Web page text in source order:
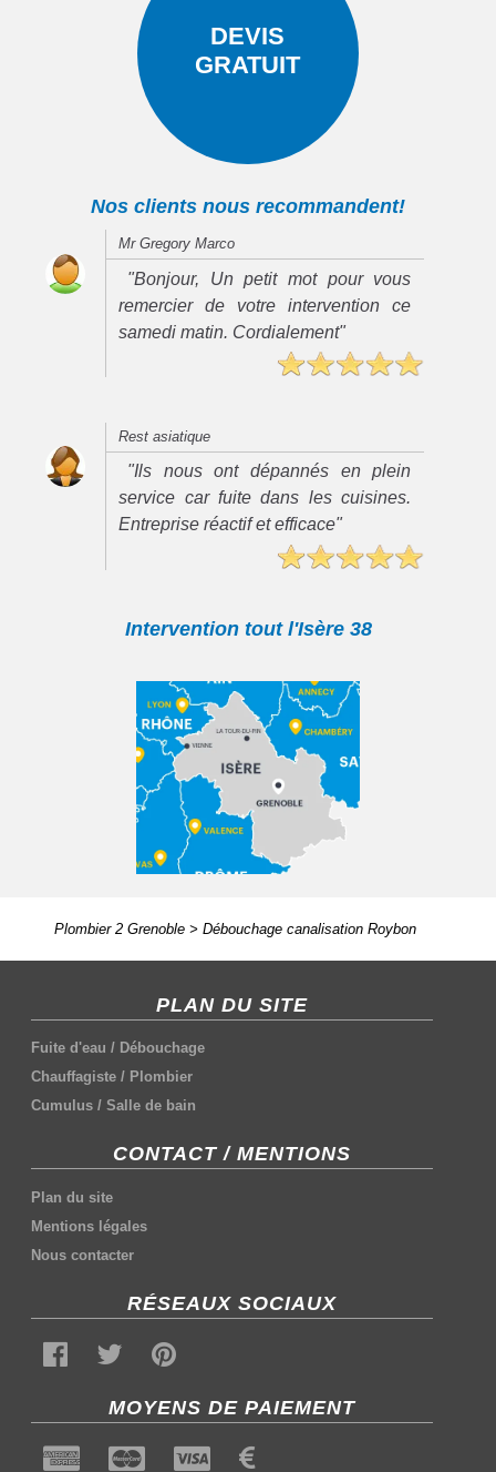
DEVIS
GRATUIT
Nos clients nous recommandent!
Mr Gregory Marco
"Bonjour, Un petit mot pour vous
remercier de votre intervention ce
samedi matin. Cordialement"
Rest asiatique
"Ils nous ont dépannés en plein
service car fuite dans les cuisines.
Entreprise réactif et efficace"
Intervention tout l'Isère 38
Plombier 2 Grenoble> Débouchage canalisation Roybon
PLAN DU SITE
Fuite d'eau / Débouchage
Chauffagiste / Plombier
Cumulus /Salle de bain
CONTACT / MENTIONS
Plan du site
Mentions légales
Nous contacter
RÉSEAUX SOCIAUX
MOYENS DE PAIEMENT